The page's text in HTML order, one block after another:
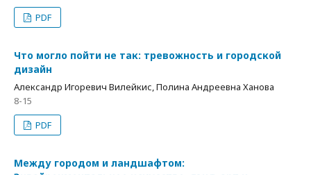
PDF
Что могло пойти не так: тревожность и городской
дизайн
Александр Игоревич Вилейкис, Полина Андреевна Ханова
8-15
PDF
Между городом и ландшафтом: